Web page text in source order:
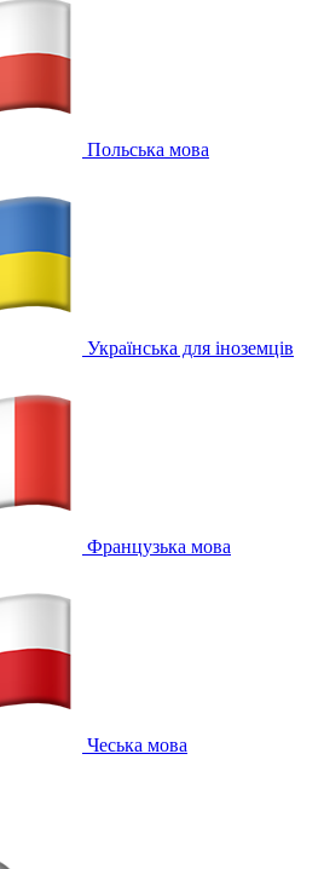
Польська мова
Українська для іноземців
Французька мова
Чеська мова